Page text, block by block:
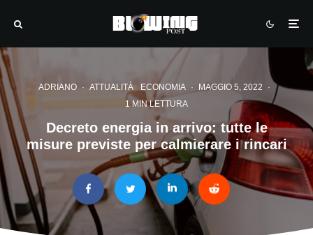
ADRIANO · ATTUALITÀ ECONOMIA · MAGGIO 5, 2022
·
1 MIN LETTURA
Decreto energia in arrivo: tutte le
misure previste per calmierare i rincari